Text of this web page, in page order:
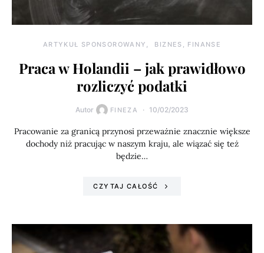
ARTYKUŁ SPONSOROWANY BIZNES, FINANSE
Praca w Holandii – jak prawidłowo
rozliczyć podatki
Autor FINEZA 10/02/2023
Pracowanie za granicą przynosi przeważnie znacznie większe
dochody niż pracując w naszym kraju, ale wiązać się też
będzie…
CZYTAJ CAŁOŚĆ